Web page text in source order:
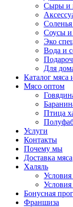
Сыры и
Соусы
Эко
Вода и
Для
Каталог мяса
Мясо оптом
Птица
Услуги
Контакты
Почему мы
Доставка мяса
Халяль
Бонусная
Франшиза